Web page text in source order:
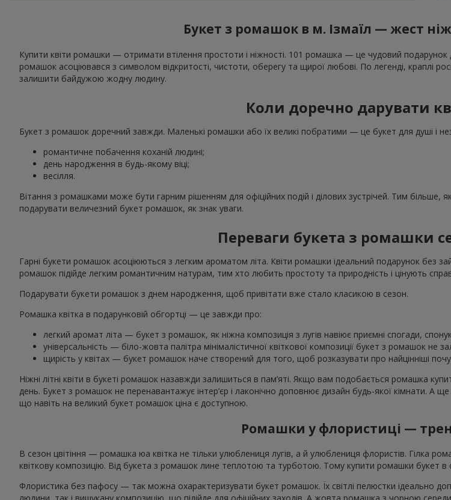
Букет з ромашок в м. Ізмаїл — жест
Купити квіти ромашки — отримати втілення простоти і ніжності. 101 ромашка — це чудовий
ромашок асоціювався з символом відкритості, чистоти, оберегу та щирої любові. По легенді, краплі
залишити байдужою жодну людину.
Коли доречно дарувати
Букет з ромашок доречний завжди. Маленькі ромашки або їх великі побратими — це букет для душі і
романтичне побачення коханій людині;
день народження в будь-якому віці;
весілля.
Вітання з ромашками може бути гарним рішенням для офіційних подій і ділових зустрічей. Тим
подарувати величезний букет ромашок, як знак уваги.
Переваги букета з ромашки
Гарні букети ромашок асоціюються з легким ароматом літа. Квіти ромашки ідеальний подарунок без
ромашок підійде легким романтичним натурам, тим хто любить простоту та природність і цінують
Подарувати букети ромашок з днем народження, щоб привітати вже стало класикою в сезон.
Ромашка квітка в подарунковій обгортці — це завжди про:
легкий аромат літа — букет з ромашок, як ніжна композиція з лугів навіює приємні спогади,
універсальність — біло-жовта палітра мінімалістичної квіткової композиції букет з ромашок
щирість у квітах — букет ромашок наче створений для того, щоб розказувати про найцінніші
Ніжні літні квіти в букеті ромашок назавжди залишиться в пам’яті. Якщо вам подобається ромашка
день. Букет з ромашок не перенавантажує інтер’єр і лаконічно доповнює дизайн будь-якої кімнати.
що навіть на великий букет ромашок ціна є доступною.
Ромашки у флористиці —
В сезон цвітіння — ромашка юа квітка не тільки улюблениця лугів, а й улюблениця флористів. Гілка
квіткову композицію. Від букета з ромашок лине теплотою та турботою. Тому купити ромашки букет
Флористика без пафосу — так можна охарактеризувати букет ромашок. Їх світлі пелюстки ідеально